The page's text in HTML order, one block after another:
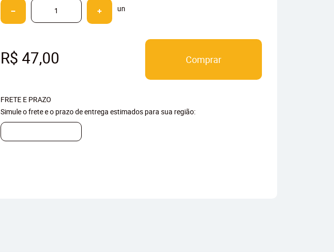
un
R$ 47,00 Comprar
FRETE E PRAZO
Simule o frete e o prazo de entrega estimados para sua região: